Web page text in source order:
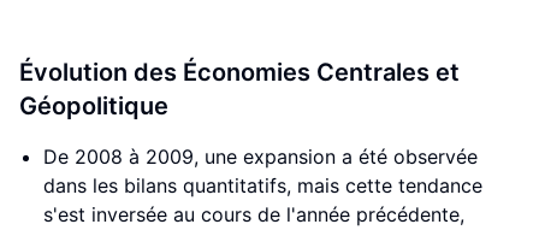
Évolution des Économies Centrales et
Géopolitique
De 2008 à 2009, une expansion a été observée
dans les bilans quantitatifs, mais cette tendance
s'est inversée au cours de l'année précédente,